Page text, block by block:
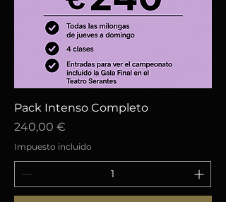
Pack Intenso Completo
Precio
240,00 €
Impuesto incluido